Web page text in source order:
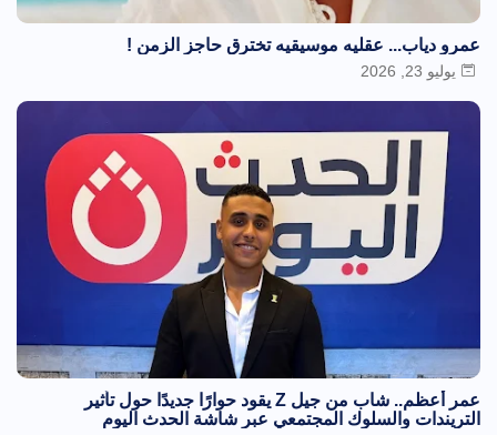
عمرو دياب... عقليه موسيقيه تخترق حاجز الزمن !
يوليو 23, 2026
عمر أعظم.. شاب من جيل Z يقود حوارًا جديدًا حول تأثير
التريندات والسلوك المجتمعي عبر شاشة الحدث اليوم